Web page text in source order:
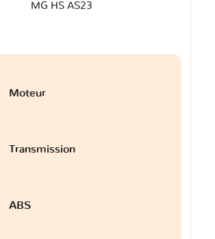
MG HS AS23
Moteur
Transmission
ABS